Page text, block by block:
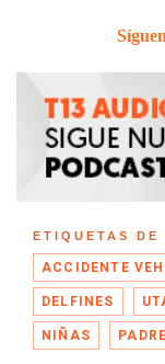
ETIQUETAS DE
ACCIDENTE
DELFINES
NIÑAS